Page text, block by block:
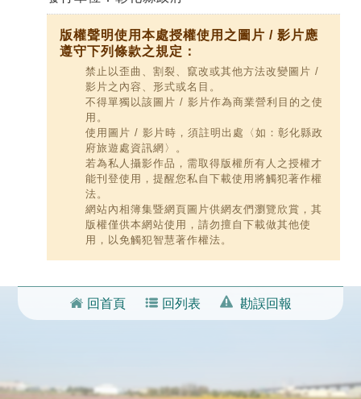
版權聲明使用本處授權使用之圖片 / 影片應
遵守下列條款之規定：
禁止以歪曲、割裂、竄改或其他方法改變圖片 /
影片之內容、形式或名目。
不得單獨以該圖片 / 影片作為商業營利目的之使
用。
使用圖片 / 影片時，須註明出處〈如：彰化縣政
府旅遊處資訊網〉。
若為私人攝影作品，需取得版權所有人之授權才
能刊登使用，提醒您私自下載使用將觸犯著作權
法。
網站內相簿集暨網頁圖片供網友們瀏覽欣賞，其
版權僅供本網站使用，請勿擅自下載做其他使
用，以免觸犯智慧著作權法。
回首頁 回列表 勘誤回報